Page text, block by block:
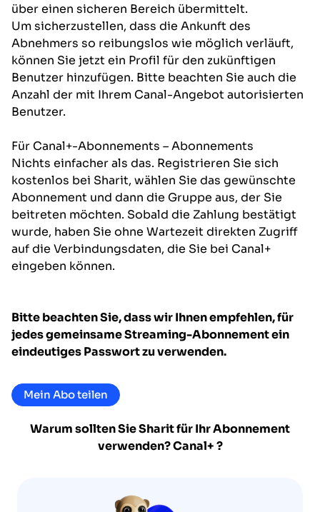
über einen sicheren Bereich übermittelt.
Um sicherzustellen, dass die Ankunft des
Abnehmers so reibungslos wie möglich verläuft,
können Sie jetzt ein Profil für den zukünftigen
Benutzer hinzufügen. Bitte beachten Sie auch die
Anzahl der mit Ihrem Canal-Angebot autorisierten
Benutzer.
Für Canal+-Abonnements – Abonnements
Nichts einfacher als das. Registrieren Sie sich
kostenlos bei Sharit, wählen Sie das gewünschte
Abonnement und dann die Gruppe aus, der Sie
beitreten möchten. Sobald die Zahlung bestätigt
wurde, haben Sie ohne Wartezeit direkten Zugriff
auf die Verbindungsdaten, die Sie bei Canal+
eingeben können.
Bitte beachten Sie, dass wir Ihnen empfehlen, für
jedes gemeinsame Streaming-Abonnement ein
eindeutiges Passwort zu verwenden.
Mein Abo teilen
Warum sollten Sie Sharit für Ihr Abonnement
verwenden?Canal+?